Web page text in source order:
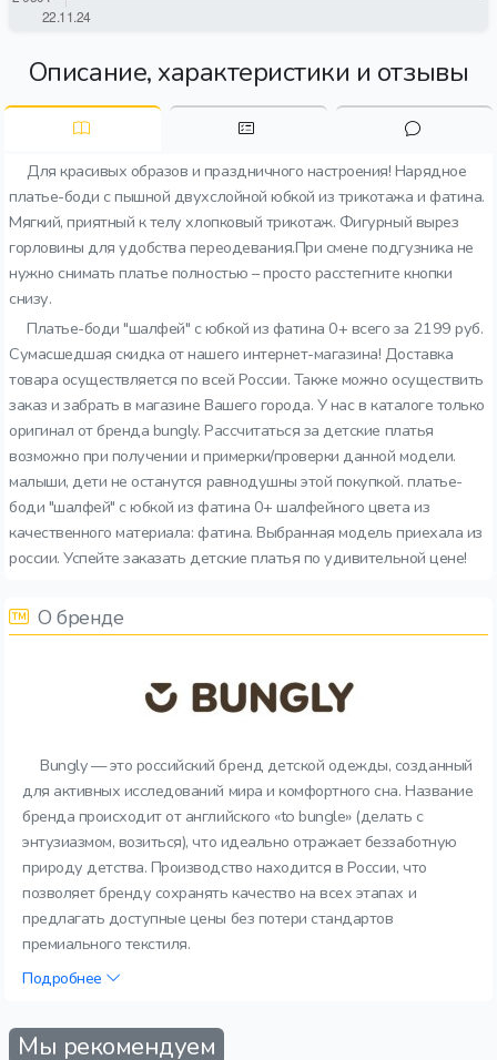
Описание, характеристики и отзывы
Для красивых образов и праздничного настроения! Нарядное
платье-боди с пышной двухслойной юбкой из трикотажа и фатина.
Мягкий, приятный к телу хлопковый трикотаж. Фигурный вырез
горловины для удобства переодевания.При смене подгузника не
нужно снимать платье полностью – просто расстегните кнопки
снизу.
Платье-боди "шалфей" с юбкой из фатина 0+ всего за 2199 руб.
Сумасшедшая скидка от нашего интернет-магазина! Доставка
товара осуществляется по всей России. Также можно осуществить
заказ и забрать в магазине Вашего города. У нас в каталоге только
оригинал от бренда bungly. Рассчитаться за детские платья
возможно при получении и примерки/проверки данной модели.
малыши, дети не останутся равнодушны этой покупкой. платье-
боди "шалфей" с юбкой из фатина 0+ шалфейного цвета из
качественного материала: фатина. Выбранная модель приехала из
россии. Успейте заказать детские платья по удивительной цене!
О бренде
Bungly — это российский бренд детской одежды, созданный
для активных исследований мира и комфортного сна. Название
бренда происходит от английского «to bungle» (делать с
энтузиазмом, возиться), что идеально отражает беззаботную
природу детства. Производство находится в России, что
позволяет бренду сохранять качество на всех этапах и
предлагать доступные цены без потери стандартов
премиального текстиля.
Подробнее
Мы рекомендуем